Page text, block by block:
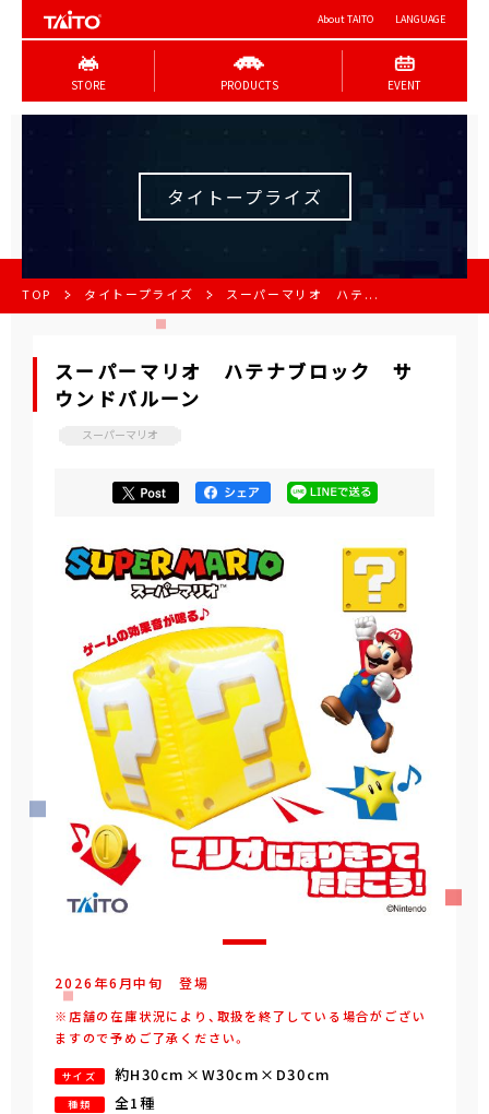
About TAITO LANGUAGE
STORE PRODUCTS EVENT
タイトープライズ
TOP タイトープライズ スーパーマリオ ハテ...
スーパーマリオ ハテナブロック サ
ウンドバルーン
スーパーマリオ
2026年6 月中旬 登場
※店舗の在庫状況により、取扱を終了している場合がござい
ますので予めご了承ください。
サイズ 約H30cm×W30cm×D30cm
種類 全1種